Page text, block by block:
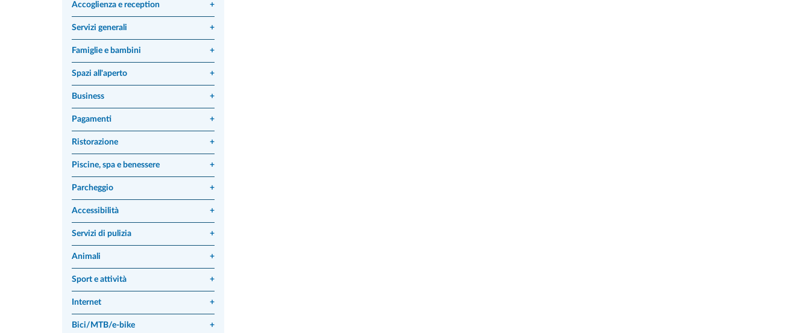
Accoglienza e reception +
Servizi generali +
Famiglie e bambini +
Spazi all'aperto +
Business +
Pagamenti +
Ristorazione +
Piscine, spa e benessere +
Parcheggio +
Accessibilità +
Servizi di pulizia +
Animali +
Sport e attività +
Internet +
Bici/MTB/e-bike +